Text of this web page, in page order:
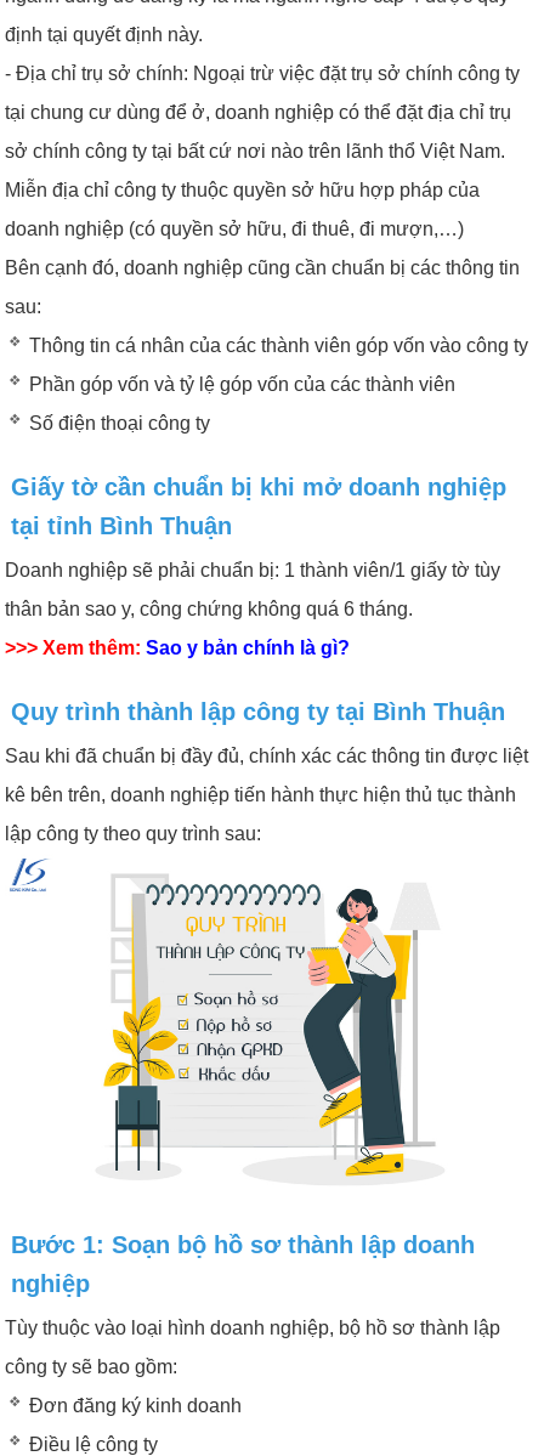
định tại quyết định này.
- Địa chỉ trụ sở chính: Ngoại trừ việc đặt trụ sở chính công ty
tại chung cư dùng để ở, doanh nghiệp có thể đặt địa chỉ trụ
sở chính công ty tại bất cứ nơi nào trên lãnh thổ Việt Nam.
Miễn địa chỉ công ty thuộc quyền sở hữu hợp pháp của
doanh nghiệp (có quyền sở hữu, đi thuê, đi mượn,…)
Bên cạnh đó, doanh nghiệp cũng cần chuẩn bị các thông tin
sau:
Thông tin cá nhân của các thành viên góp vốn vào công ty
Phần góp vốn và tỷ lệ góp vốn của các thành viên
Số điện thoại công ty
Giấy tờ cần chuẩn bị khi mở doanh nghiệp
tại tỉnh Bình Thuận
Doanh nghiệp sẽ phải chuẩn bị: 1 thành viên/1 giấy tờ tùy
thân bản sao y, công chứng không quá 6 tháng.
>>> Xem thêm: Sao y bản chính là gì?
Quy trình thành lập công ty tại Bình Thuận
Sau khi đã chuẩn bị đầy đủ, chính xác các thông tin được liệt
kê bên trên, doanh nghiệp tiến hành thực hiện thủ tục thành
lập công ty theo quy trình sau:
Bước 1: Soạn bộ hồ sơ thành lập doanh
nghiệp
Tùy thuộc vào loại hình doanh nghiệp, bộ hồ sơ thành lập
công ty sẽ bao gồm:
Đơn đăng ký kinh doanh
Điều lệ công ty